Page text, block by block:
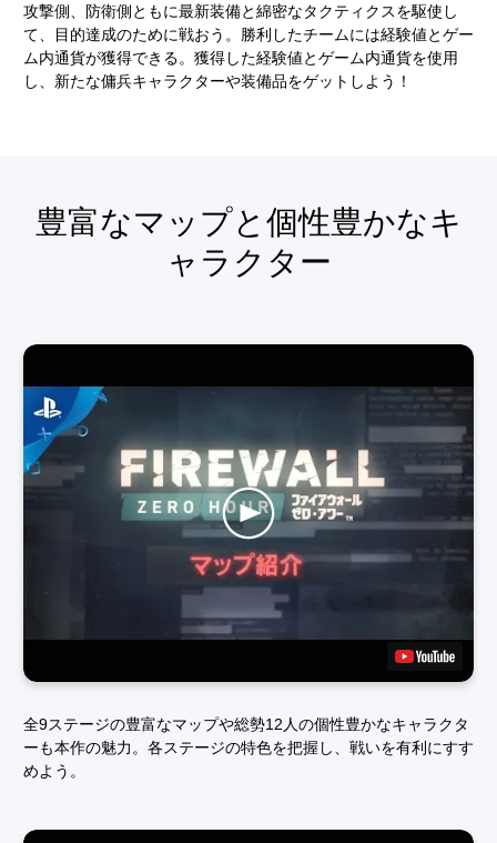
攻撃側、防衛側ともに最新装備と綿密なタクティクスを駆使し
て、目的達成のために戦おう。勝利したチームには経験値とゲー
ム内通貨が獲得できる。獲得した経験値とゲーム内通貨を使用
し、新たな傭兵キャラクターや装備品をゲットしよう！
豊富なマップと個性豊かなキ
ャラクター
全9ステージの豊富なマップや総勢12人の個性豊かなキャラクタ
ーも本作の魅力。各ステージの特色を把握し、戦いを有利にすす
めよう。